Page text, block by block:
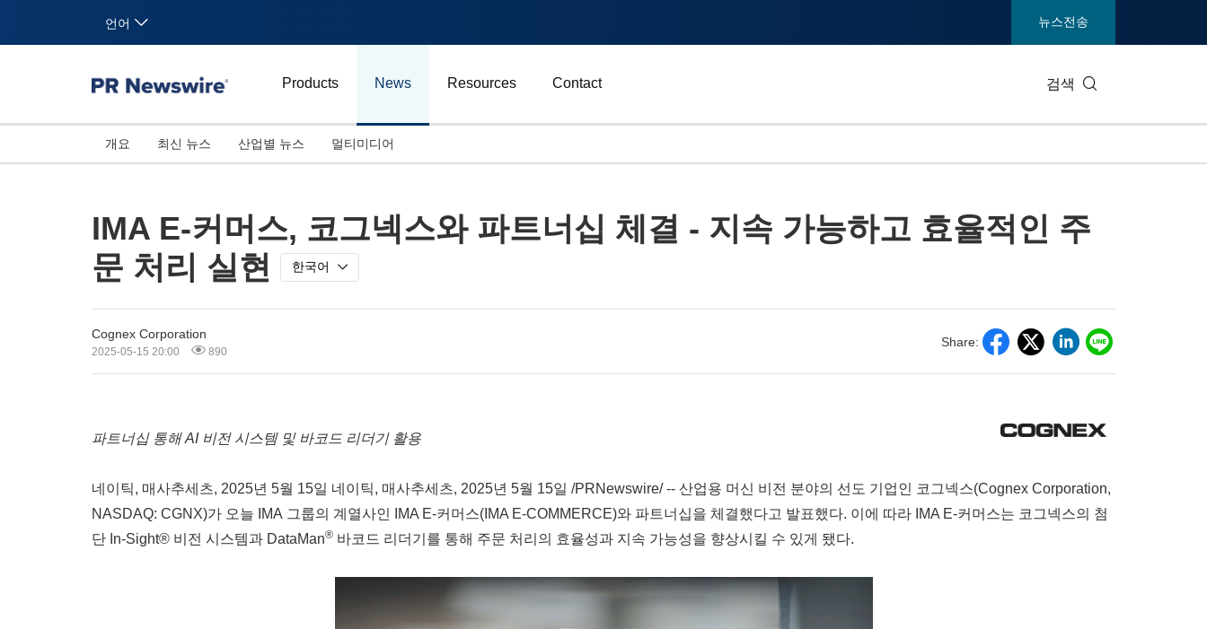
언어 뉴스전송
Products News Resources Contact 검색
개요 최신 뉴스 산업별 뉴스
에너지 엔터테인먼트 및 미디어
멀티미디어
IMA E-커머스, 코그넥스와 파트너십 체결 - 지속 가능하고 효율적인 주
문 처리 실현
한국어
Cognex Corporation
2025-05-15 20:00 890
Share:
파트너십 통해 AI 비전 시스템 및 바코드 리더기 활용
네이틱, 매사추세츠, 2025년 5월 15일 네이틱, 매사추세츠, 2025년 5월 15일 /PRNewswire/ -- 산업용 머신 비전 분야의 선도 기업인 코그넥스(Cognex Corporation,
NASDAQ: CGNX)가 오늘 IMA 그룹의 계열사인 IMA E-커머스(IMA E-COMMERCE)와 파트너십을 체결했다고 발표했다. 이에 따라 IMA E-커머스는 코그넥스의 첨
단 In-Sight® 비전 시스템과 DataMan® 바코드 리더기를 통해 주문 처리의 효율성과 지속 가능성을 향상시킬 수 있게 됐다.